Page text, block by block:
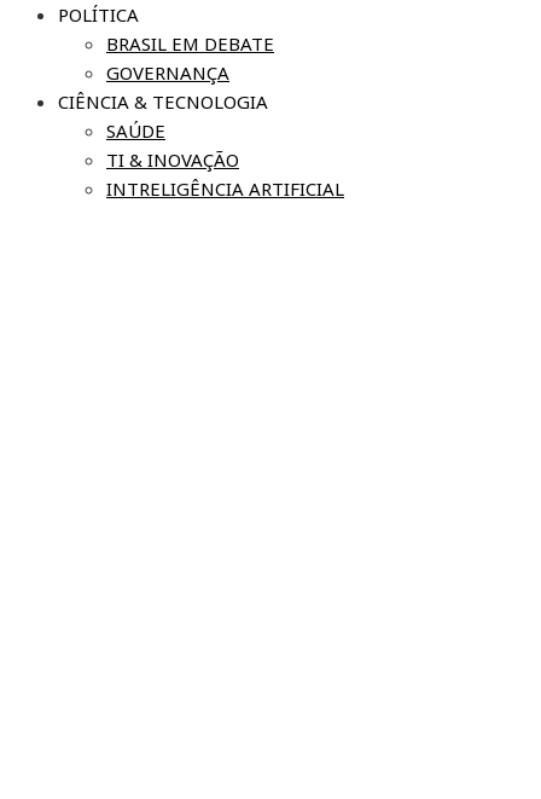
POLÍTICA
BRASIL EM DEBATE
GOVERNANÇA
CIÊNCIA & TECNOLOGIA
SAÚDE
TI & INOVAÇÃO
INTRELIGÊNCIA ARTIFICIAL